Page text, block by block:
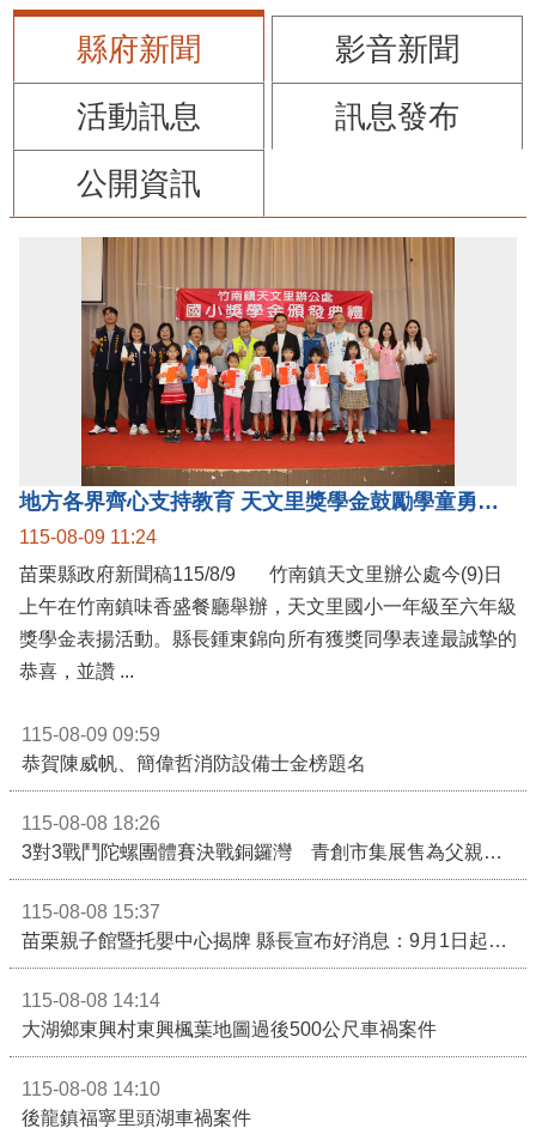
縣府新聞
影音新聞
活動訊息
訊息發布
公開資訊
地方各界齊心支持教育 天文里獎學金鼓勵學童勇敢追夢
115-08-09 11:24
苗栗縣政府新聞稿115/8/9 竹南鎮天文里辦公處今(9)日
上午在竹南鎮味香盛餐廳舉辦，天文里國小一年級至六年級
獎學金表揚活動。縣長鍾東錦向所有獲獎同學表達最誠摯的
115-08-09 09:59
恭賀陳威帆、簡偉哲消防設備士金榜題名
115-08-08 18:26
115-08-08 15:37
115-08-08 14:14
大湖鄉東興村東興楓葉地圖過後500公尺車禍案件
115-08-08 14:10
後龍鎮福寧里頭湖車禍案件